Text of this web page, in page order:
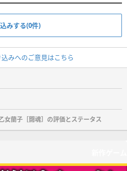
みする(0件)
みへのご意見はこちら
女蘭子［闘魂］の評価とステータス